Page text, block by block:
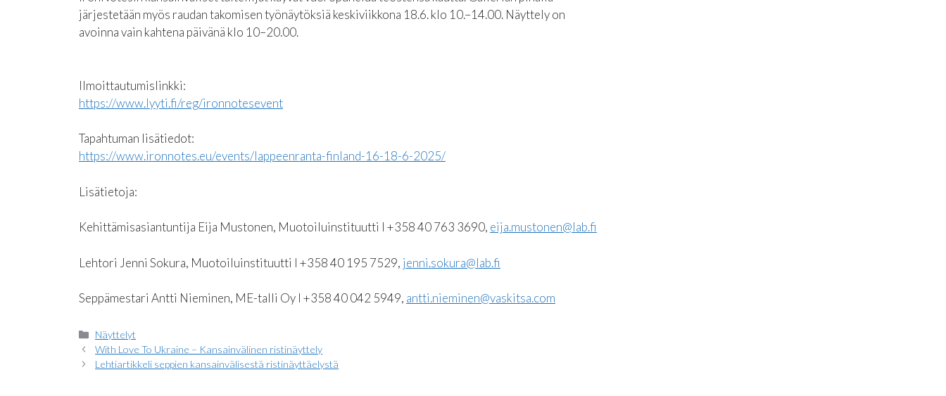
järjestetään myös raudan takomisen työnäytöksiä keskiviikkona 18.6. klo 10.–14.00. Näyttely on
avoinna vain kahtena päivänä klo 10–20.00.
Ilmoittautumislinkki:
https://www.lyyti.fi/reg/ironnotesevent
Tapahtuman lisätiedot:
https://www.ironnotes.eu/events/lappeenranta-finland-16-18-6-2025/
Lisätietoja:
Kehittämisasiantuntija Eija Mustonen, Muotoiluinstituutti I +358 40 763 3690, eija.mustonen@lab.fi
Lehtori Jenni Sokura, Muotoiluinstituutti I +358 40 195 7529, jenni.sokura@lab.fi
Seppämestari Antti Nieminen, ME-talli Oy I +358 40 042 5949, antti.nieminen@vaskitsa.com
Kategoriat
Näyttelyt
With Love To Ukraine – Kansainvälinen ristinäyttely
Lehtiartikkeli seppien kansainvälisestä ristinäyttäelystä